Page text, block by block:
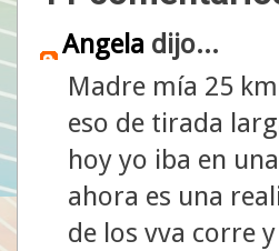
Angela dijo...
Madre mía 25
eso de tirada
hoy yo iba en
ahora es una
de los vva corre